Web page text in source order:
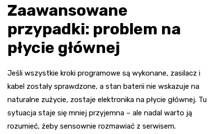
Zaawansowane
przypadki: problem na
płycie głównej
Jeśli wszystkie kroki programowe są wykonane, zasilacz i
kabel zostały sprawdzone, a stan baterii nie wskazuje na
naturalne zużycie, zostaje elektronika na płycie głównej. Tu
sytuacja staje się mniej przyjemna – ale nadal warto ją
rozumieć, żeby sensownie rozmawiać z serwisem.